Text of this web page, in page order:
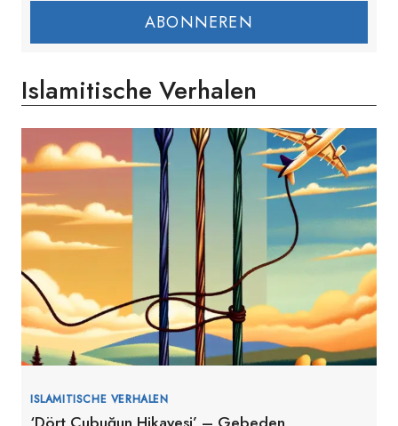
ABONNEREN
Islamitische Verhalen
ISLAMITISCHE VERHALEN